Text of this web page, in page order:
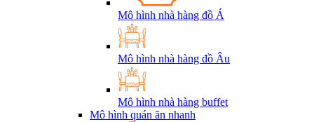
Mô hình nhà hàng đồ Á
Mô hình nhà hàng đồ Âu
Mô hình nhà hàng buffet
Mô hình quán ăn nhanh